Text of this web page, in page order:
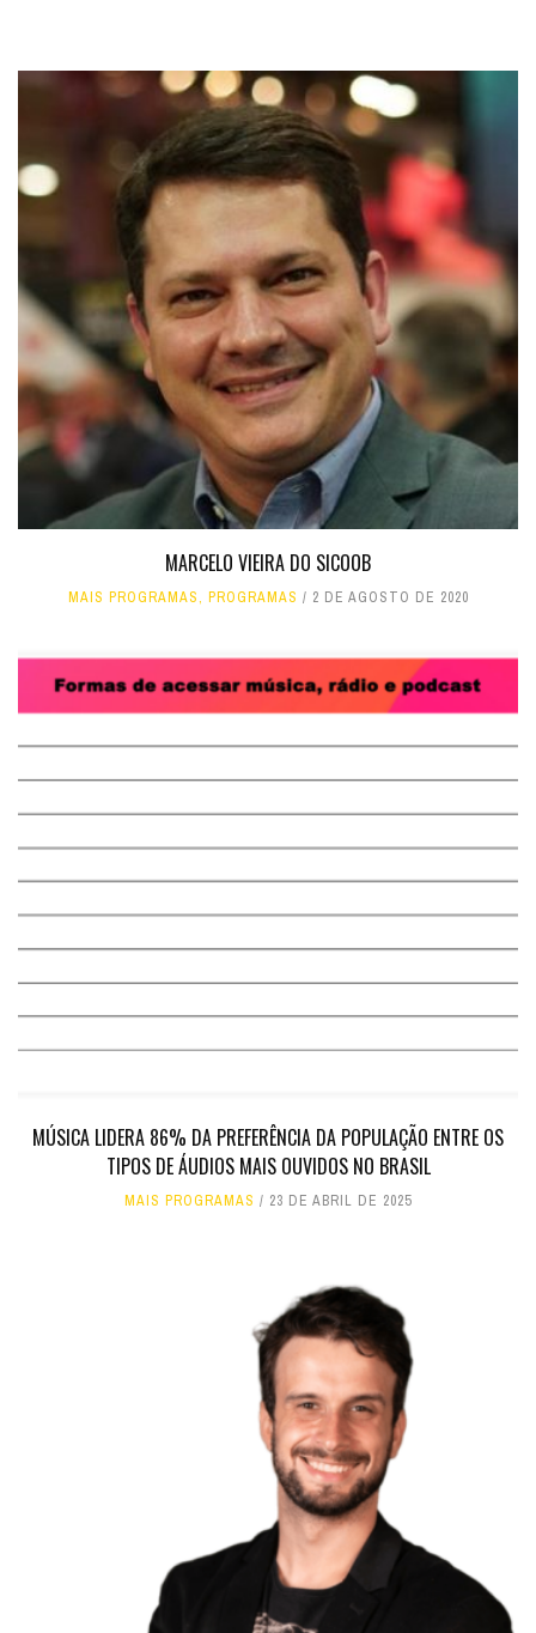
MARCELO VIEIRA DO SICOOB
MAIS PROGRAMAS, PROGRAMAS 2 DE AGOSTO DE 2020
MÚSICA LIDERA 86% DA PREFERÊNCIA DA POPULAÇÃO ENTRE OS
TIPOS DE ÁUDIOS MAIS OUVIDOS NO BRASIL
MAIS PROGRAMAS 23 DE ABRIL DE 2025